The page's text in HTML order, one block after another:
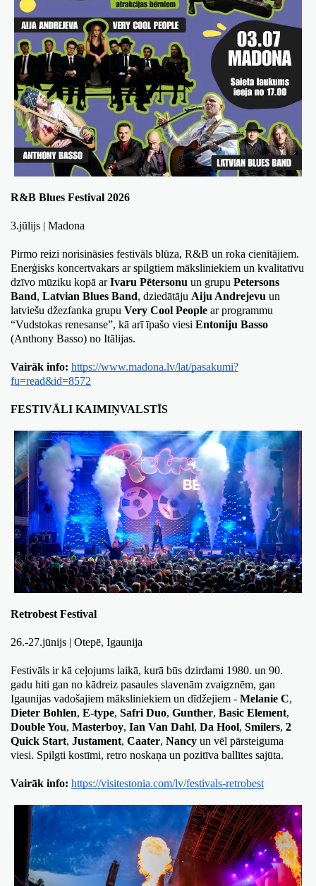
R&B Blues Festival 2026
3.jūlijs | Madona
Pirmo reizi norisināsies festivāls blūza, R&B un roka cienītājiem.
Enerģisks koncertvakars ar spilgtiem māksliniekiem un kvalitatīvu
dzīvo mūziku kopā ar Ivaru Pētersonu un grupu Petersons
Band, Latvian Blues Band, dziedātāju Aiju Andrejevu un
latviešu džezfanka grupu Very Cool People ar programmu
“Vudstokas renesanse”, kā arī īpašo viesi Entoniju Basso
(Anthony Basso) no Itālijas.
Vairāk info: https://www.madona.lv/lat/pasakumi?
fu=read&id=8572
FESTIVĀLI KAIMIŅVALSTĪS
Retrobest Festival
26.-27.jūnijs | Otepē, Igaunija
Festivāls ir kā ceļojums laikā, kurā būs dzirdami 1980. un 90.
gadu hiti gan no kādreiz pasaules slavenām zvaigznēm, gan
Igaunijas vadošajiem māksliniekiem un dīdžejiem - Melanie C
Dieter Bohlen, E-type, Safri Duo, Gunther, Basic Element
Double You, Masterboy, Ian Van Dahl, Da Hool, Smilers, 2
Quick Start, Justament, Caater, Nancy un vēl pārsteiguma
viesi. Spilgti kostīmi, retro noskaņa un pozitīva ballītes sajūta.
Vairāk info: https://visitestonia.com/lv/festivals-retrobest